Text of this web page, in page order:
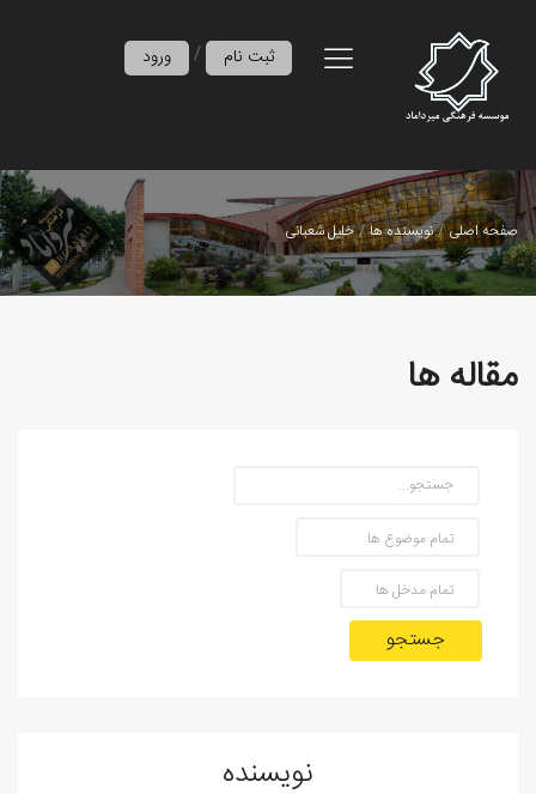
ورود / ثبت نام
صفحه اصلی نویسنده ها خلیل شعبانی
مقاله ها
جستجو
نویسنده